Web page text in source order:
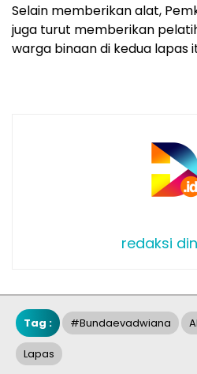
Selain memberikan alat,
juga turut memberikan
warga binaan di kedua lapas
redaksi
Tag : #bundaevadwiana
Lapas